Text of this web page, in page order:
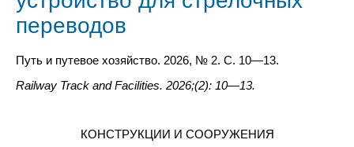
переводов
Путь и путевое хозяйство. 2026, № 2. С. 10—13.
Railway Track and Facilities. 2026;(2): 10—13.
КОНСТРУКЦИИ И СООРУЖЕНИЯ